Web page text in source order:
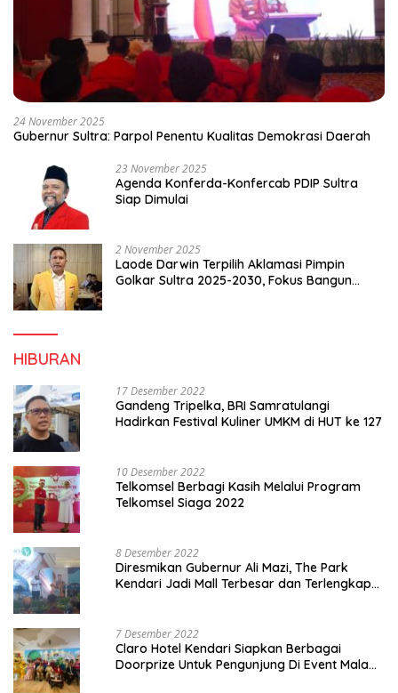
24 November 2025
Gubernur Sultra: Parpol Penentu Kualitas Demokrasi Daerah
23 November 2025
Agenda Konferda-Konfercab PDIP Sultra
Siap Dimulai
2 November 2025
Laode Darwin Terpilih Aklamasi Pimpin
Golkar Sultra 2025-2030, Fokus Bangun
HIBURAN
17 Desember 2022
Gandeng Tripelka, BRI Samratulangi
Hadirkan Festival Kuliner UMKM di HUT ke 127
10 Desember 2022
Telkomsel Berbagi Kasih Melalui Program
Telkomsel Siaga 2022
8 Desember 2022
Diresmikan Gubernur Ali Mazi, The Park
Kendari Jadi Mall Terbesar dan Terlengkap
7 Desember 2022
Claro Hotel Kendari Siapkan Berbagai
Doorprize Untuk Pengunjung Di Event Malam